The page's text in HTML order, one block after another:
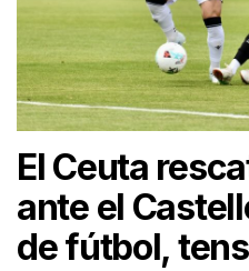
El Ceuta
ante el
de fútbol,